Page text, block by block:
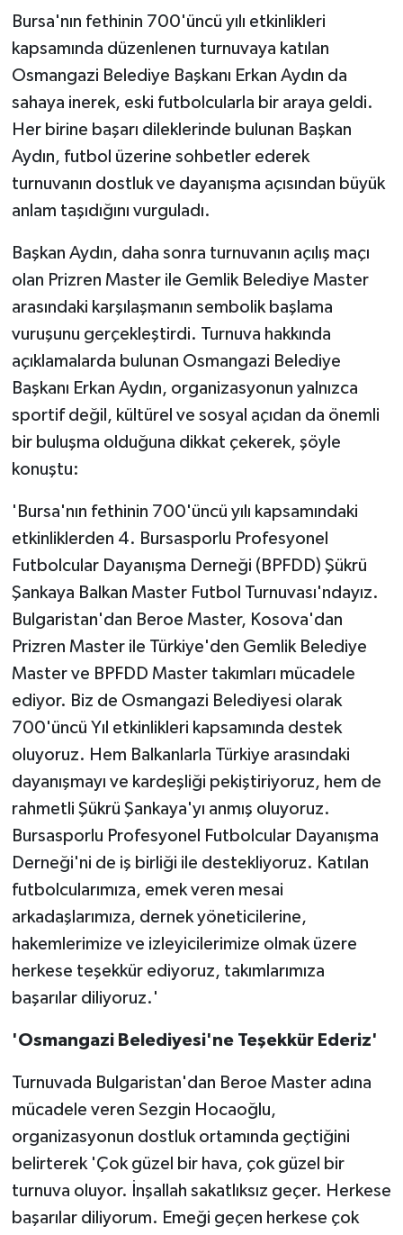
Bursa'nın fethinin 700'üncü yılı etkinlikleri
kapsamında düzenlenen turnuvaya katılan
Osmangazi Belediye Başkanı Erkan Aydın da
sahaya inerek, eski futbolcularla bir araya geldi.
Her birine başarı dileklerinde bulunan Başkan
Aydın, futbol üzerine sohbetler ederek
turnuvanın dostluk ve dayanışma açısından büyük
anlam taşıdığını vurguladı.
Başkan Aydın, daha sonra turnuvanın açılış maçı
olan Prizren Master ile Gemlik Belediye Master
arasındaki karşılaşmanın sembolik başlama
vuruşunu gerçekleştirdi. Turnuva hakkında
açıklamalarda bulunan Osmangazi Belediye
Başkanı Erkan Aydın, organizasyonun yalnızca
sportif değil, kültürel ve sosyal açıdan da önemli
bir buluşma olduğuna dikkat çekerek, şöyle
konuştu:
'Bursa'nın fethinin 700'üncü yılı kapsamındaki
etkinliklerden 4. Bursasporlu Profesyonel
Futbolcular Dayanışma Derneği (BPFDD) Şükrü
Şankaya Balkan Master Futbol Turnuvası'ndayız.
Bulgaristan'dan Beroe Master, Kosova'dan
Prizren Master ile Türkiye'den Gemlik Belediye
Master ve BPFDD Master takımları mücadele
ediyor. Biz de Osmangazi Belediyesi olarak
700'üncü Yıl etkinlikleri kapsamında destek
oluyoruz. Hem Balkanlarla Türkiye arasındaki
dayanışmayı ve kardeşliği pekiştiriyoruz, hem de
rahmetli Şükrü Şankaya'yı anmış oluyoruz.
Bursasporlu Profesyonel Futbolcular Dayanışma
Derneği'ni de iş birliği ile destekliyoruz. Katılan
futbolcularımıza, emek veren mesai
arkadaşlarımıza, dernek yöneticilerine,
hakemlerimize ve izleyicilerimize olmak üzere
herkese teşekkür ediyoruz, takımlarımıza
başarılar diliyoruz.'
'Osmangazi Belediyesi'ne Teşekkür Ederiz'
Turnuvada Bulgaristan'dan Beroe Master adına
mücadele veren Sezgin Hocaoğlu,
organizasyonun dostluk ortamında geçtiğini
belirterek 'Çok güzel bir hava, çok güzel bir
turnuva oluyor. İnşallah sakatlıksız geçer. Herkese
başarılar diliyorum. Emeği geçen herkese çok